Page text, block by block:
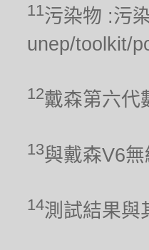
11污染物 :污
unep/toolkit/
12戴森第六代
13與戴森V6無
14測試結果與